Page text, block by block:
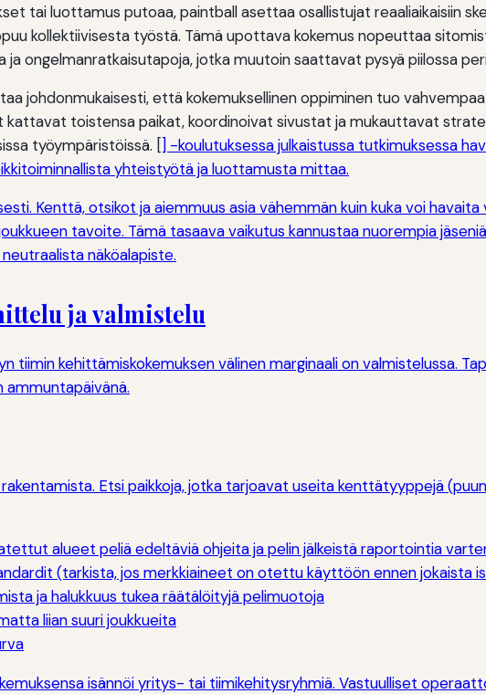
tai luottamus putoaa, paintball asettaa osallistujat reaaliaikaisiin
kollektiivisesta työstä. Tämä upottava kokemus nopeuttaa
ja ongelmanratkaisutapoja, jotka muutoin saattavat pysyä piilossa
johdonmukaisesti, että kokemuksellinen oppiminen tuo
toistensa paikat, koordinoivat sivustat ja mukauttavat
työympäristöissä. [] -koulutuksessa julkaistussa tutkimuksessa
yhteistyötä ja luottamusta mittaa.
Kenttä, otsikot ja aiemmuus asia vähemmän kuin kuka voi
tavoite. Tämä tasaava vaikutus kannustaa nuorempia
näköalapiste.
ja valmistelu
tiimin kehittämiskokemuksen välinen marginaali on valmistelussa.
ammuntapäivänä.
Etsi paikkoja, jotka tarjoavat useita kenttätyyppejä
alueet peliä edeltäviä ohjeita ja pelin jälkeistä raportointia
(tarkista, jos merkkiaineet on otettu käyttöön ennen jokaista
ja halukkuus tukea räätälöityjä pelimuotoja
liian suuri joukkueita
isännöi yritys- tai tiimikehitysryhmiä. Vastuulliset